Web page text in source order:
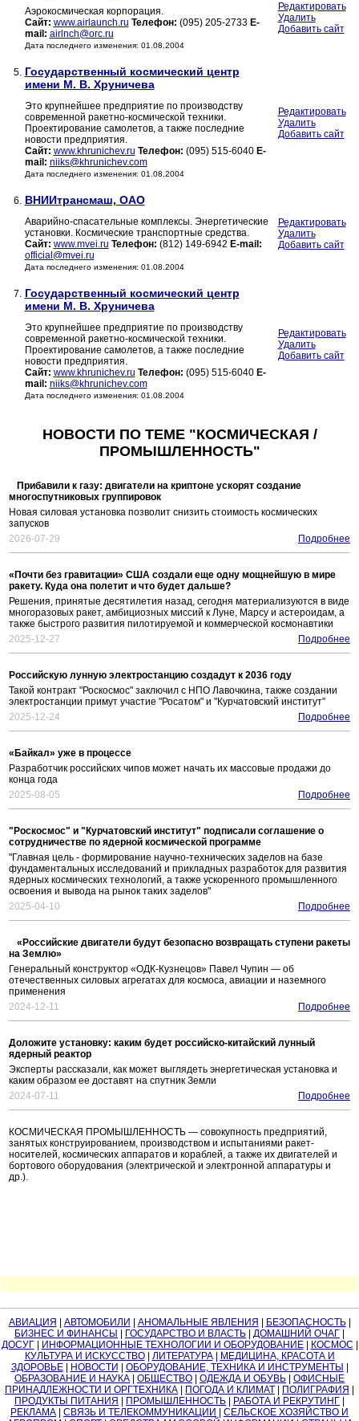
Аэрокосмическая корпорация.
Сайт: www.airlaunch.ru Телефон: (095) 205-2733 E-
mail: airlnch@orc.ru
Дата последнего изменения: 01.08.2004
Редактировать
Удалить
Добавить сайт
5. Государственный космический центр
имени М. В. Хруничева
Это крупнейшее предприятие по производству
современной ракетно-космической техники.
Проектирование самолетов, а также последние
новости предприятия.
Сайт: www.khrunichev.ru Телефон: (095) 515-6040 E-
mail: niiks@khrunichev.com
Дата последнего изменения: 01.08.2004
Редактировать
Удалить
Добавить сайт
6. ВНИИтрансмаш, ОАО
Аварийно-спасательные комплексы. Энергетические
установки. Космические транспортные средства.
Сайт: www.mvei.ru Телефон: (812) 149-6942 E-mail:
official@mvei.ru
Дата последнего изменения: 01.08.2004
Редактировать
Удалить
Добавить сайт
7. Государственный космический центр
имени М. В. Хруничева
Это крупнейшее предприятие по производству
современной ракетно-космической техники.
Проектирование самолетов, а также последние
новости предприятия.
Сайт: www.khrunichev.ru Телефон: (095) 515-6040 E-
mail: niiks@khrunichev.com
Дата последнего изменения: 01.08.2004
Редактировать
Удалить
Добавить сайт
НОВОСТИ ПО ТЕМЕ "КОСМИЧЕСКАЯ /
ПРОМЫШЛЕННОСТЬ"
Прибавили к газу: двигатели на криптоне ускорят создание
многоспутниковых группировок
Новая силовая установка позволит снизить стоимость космических
запусков
2026-07-29
Подробнее
«Почти без гравитации» США создали еще одну мощнейшую в мире
ракету. Куда она полетит и что будет дальше?
Решения, принятые десятилетия назад, сегодня материализуются в виде
многоразовых ракет, амбициозных миссий к Луне, Марсу и астероидам, а
также быстрого развития пилотируемой и коммерческой космонавтики
2025-12-27
Подробнее
Российскую лунную электростанцию создадут к 2036 году
Такой контракт "Роскосмос" заключил с НПО Лавочкина, также создании
электростанции примут участие "Росатом" и "Курчатовский институт"
2025-12-24
Подробнее
«Байкал» уже в процессе
Разработчик российских чипов может начать их массовые продажи до
конца года
2025-08-05
Подробнее
"Роскосмос" и "Курчатовский институт" подписали соглашение о
сотрудничестве по ядерной космической программе
"Главная цель - формирование научно-технических заделов на базе
фундаментальных исследований и прикладных разработок для развития
ядерных космических технологий, а также ускоренного промышленного
освоения и вывода на рынок таких заделов"
2025-04-10
Подробнее
«Российские двигатели будут безопасно возвращать ступени ракеты
на Землю»
Генеральный конструктор «ОДК-Кузнецов» Павел Чупин — об
отечественных силовых агрегатах для космоса, авиации и наземного
применения
2024-12-11
Подробнее
Доложите установку: каким будет российско-китайский лунный
ядерный реактор
Эксперты рассказали, как может выглядеть энергетическая установка и
каким образом ее доставят на спутник Земли
2024-07-11
Подробнее
КОСМИЧЕСКАЯ ПРОМЫШЛЕННОСТЬ — совокупность предприятий,
занятых конструированием, производством и испытаниями ракет-
носителей, космических аппаратов и кораблей, а также их двигателей и
бортового оборудования (электрической и электронной аппаратуры и
др.).
АВИАЦИЯ АВТОМОБИЛИ АНОМАЛЬНЫЕ ЯВЛЕНИЯ БЕЗОПАСНОСТЬ|
БИЗНЕС И ФИНАНСЫ
ГОСУДАРСТВО И ВЛАСТЬ ДОМАШНИЙ ОЧАГ
ДОСУГ| ИНФОРМАЦИОННЫЕ ТЕХНОЛОГИИ И ОБОРУДОВАНИЕ| КОСМОС
КУЛЬТУРА И ИСКУССТВО| ЛИТЕРАТУРА|
МЕДИЦИНА, КРАСОТА И
ЗДОРОВЬЕ| НОВОСТИ ОБОРУДОВАНИЕ, ТЕХНИКА И ИНСТРУМЕНТЫ
ОБРАЗОВАНИЕ И НАУКА
ОБЩЕСТВО ОДЕЖДА И ОБУВЬ
ОФИСНЫЕ
ПРИНАДЛЕЖНОСТИ И ОРГТЕХНИКА
ПОГОДА И КЛИМАТ ПОЛИГРАФИЯ
ПРОДУКТЫ ПИТАНИЯ
ПРОМЫШЛЕННОСТЬ РАБОТА И РЕКРУТИНГ
РЕКЛАМА
СВЯЗЬ И ТЕЛЕКОММУНИКАЦИИ
СЕЛЬСКОЕ ХОЗЯЙСТВО И